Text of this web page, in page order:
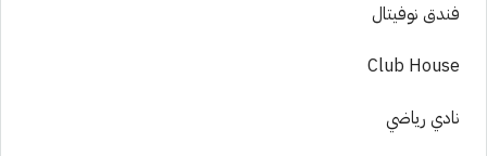
فندق نوفيتال
Club House
نادي رياضي